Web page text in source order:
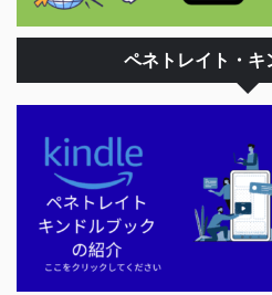
ペネトレイト・キ